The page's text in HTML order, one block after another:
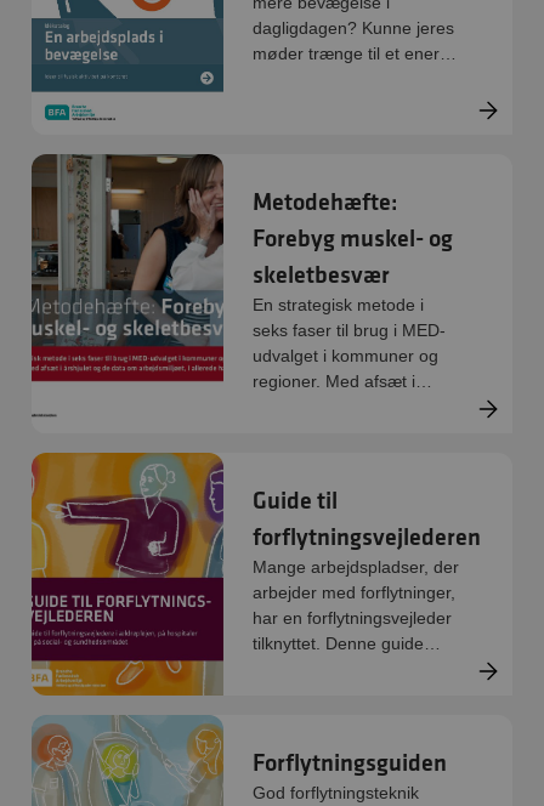
dagligdagen? Kunne jeres
møder trænge til et energi-
Metodehæfte:
Forebyg muskel- og
skeletbesvær
En strategisk metode i
seks faser til brug i MED-
udvalget i kommuner og
regioner. Med afsæt i
Guide til
forflytningsvejlederen
Mange arbejdspladser, der
arbejder med forflytninger,
har en forflytningsvejleder
tilknyttet. Denne guide
Forflytningsguiden
God forflytningsteknik